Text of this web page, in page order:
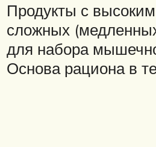
Продукты с
сложных
для набора
Основа рациона в